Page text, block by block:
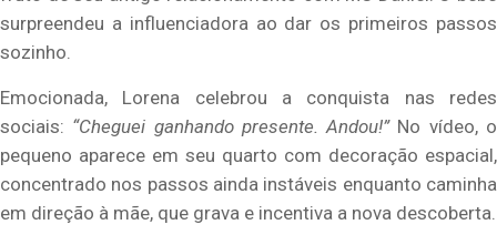
surpreendeu a influenciadora ao dar os primeiros passos
sozinho.
Emocionada, Lorena celebrou a conquista nas redes
sociais: “Cheguei ganhando presente. Andou!”No vídeo, o
pequeno aparece em seu quarto com decoração espacial,
concentrado nos passos ainda instáveis enquanto caminha
em direção à mãe, que grava e incentiva a nova descoberta.